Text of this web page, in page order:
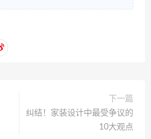
下一篇
纠结！家装设计中最受争议的
10大观点